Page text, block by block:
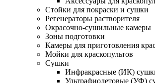
Стойки для покраски и сушки
Регенераторы растворителя
Окрасочно-сушильные камеры
Зоны подготовки
Камеры для приготовления
Мойки для краскопультов
Сушки
Инфракрасные (ИК)
Ультрафиолетовые (УФ)